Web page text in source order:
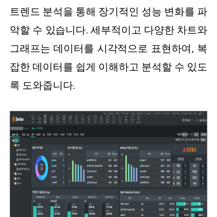
트렌드 분석을 통해 장기적인 성능 변화를 파
악할 수 있습니다. 세부적이고 다양한 차트와
그래프는 데이터를 시각적으로 표현하여, 복
잡한 데이터를 쉽게 이해하고 분석할 수 있도
록 도와줍니다.